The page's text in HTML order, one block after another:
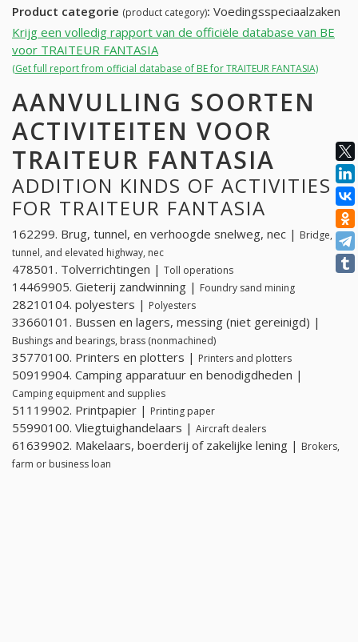
Product categorie (product category): Voedingsspeciaalzaken
Krijg een volledig rapport van de officiële database van BE
voor TRAITEUR FANTASIA
(Get full report from official database of BE for TRAITEUR FANTASIA)
AANVULLING SOORTEN
ACTIVITEITEN VOOR
TRAITEUR FANTASIA
ADDITION KINDS OF ACTIVITIES
FOR TRAITEUR FANTASIA
162299. Brug, tunnel, en verhoogde snelweg, nec | Bridge,
tunnel, and elevated highway, nec
478501. Tolverrichtingen | Toll operations
14469905. Gieterij zandwinning | Foundry sand mining
28210104. polyesters | Polyesters
33660101. Bussen en lagers, messing (niet gereinigd) |
Bushings and bearings, brass (nonmachined)
35770100. Printers en plotters | Printers and plotters
50919904. Camping apparatuur en benodigdheden |
Camping equipment and supplies
51119902. Printpapier | Printing paper
55990100. Vliegtuighandelaars | Aircraft dealers
61639902. Makelaars, boerderij of zakelijke lening | Brokers,
farm or business loan